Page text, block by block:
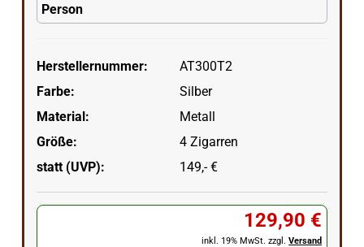
Person
Herstellernummer:
AT300T2
Farbe:
Silber
Material:
Metall
Größe:
4 Zigarren
statt (UVP):
149,- €
129,90 €
inkl. 19% MwSt. zzgl.Versand